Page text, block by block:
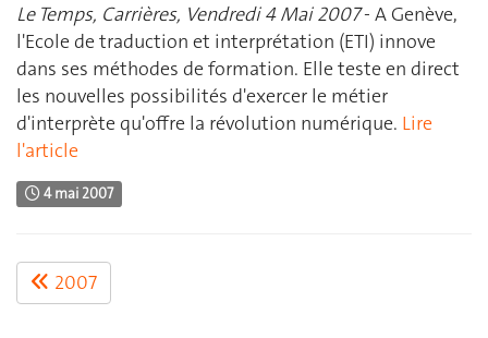
Le Temps, Carrières, Vendredi 4 Mai 2007- A Genève,
l'Ecole de traduction et interprétation (ETI) innove
dans ses méthodes de formation. Elle teste en direct
les nouvelles possibilités d'exercer le métier
d'interprète qu'offre la révolution numérique. Lire
l'article
4 mai 2007
2007